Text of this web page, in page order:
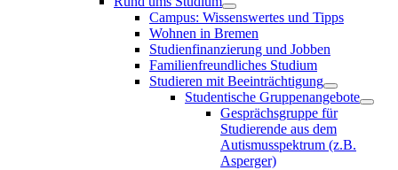
Campus: Wissenswertes und Tipps
Wohnen in Bremen
Studienfinanzierung und Jobben
Familienfreundliches Studium
Studieren mit Beeinträchtigung
Studentische Gruppenangebote
Gesprächsgruppe für
Studierende aus dem
Autismusspektrum (z.B.
Asperger)